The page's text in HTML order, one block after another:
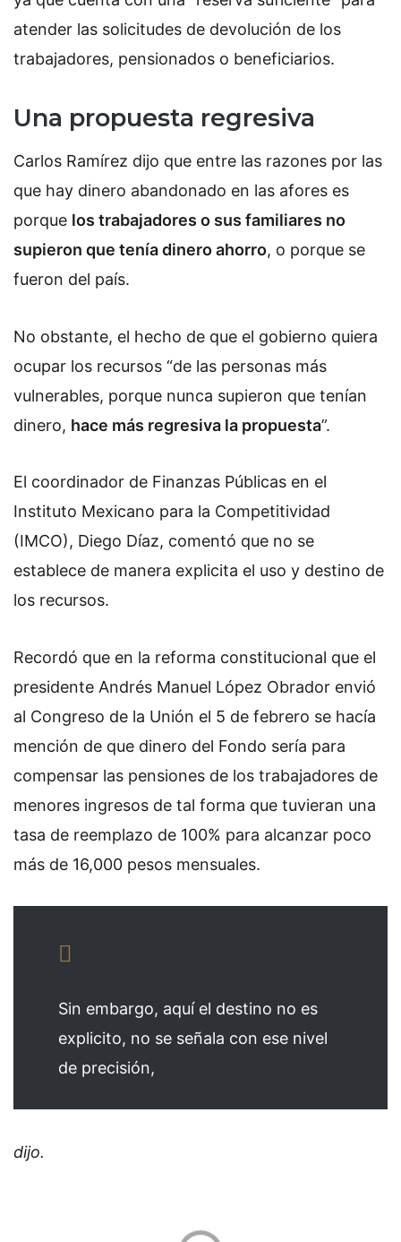
atender las solicitudes de devolución de los
trabajadores, pensionados o beneficiarios.
Una propuesta regresiva
Carlos Ramírez dijo que entre las razones por las
que hay dinero abandonado en las afores es
porque los trabajadores o sus familiares no
supieron que tenía dinero ahorro, o porque se
fueron del país.
No obstante, el hecho de que el gobierno quiera
ocupar los recursos “de las personas más
vulnerables, porque nunca supieron que tenían
dinero, hace más regresiva la propuesta”.
El coordinador de Finanzas Públicas en el
Instituto Mexicano para la Competitividad
(IMCO), Diego Díaz, comentó que no se
establece de manera explicita el uso y destino de
los recursos.
Recordó que en la reforma constitucional que el
presidente Andrés Manuel López Obrador envió
al Congreso de la Unión el 5 de febrero se hacía
mención de que dinero del Fondo sería para
compensar las pensiones de los trabajadores de
menores ingresos de tal forma que tuvieran una
tasa de reemplazo de 100% para alcanzar poco
más de 16,000 pesos mensuales.
Sin embargo, aquí el destino no es
explicito, no se señala con ese nivel
de precisión,
dijo.